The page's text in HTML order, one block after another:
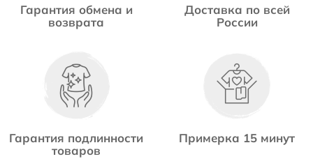
Гарантия обмена и
возврата
Доставка по всей
России
Гарантия подлинности
товаров
Примерка 15 минут